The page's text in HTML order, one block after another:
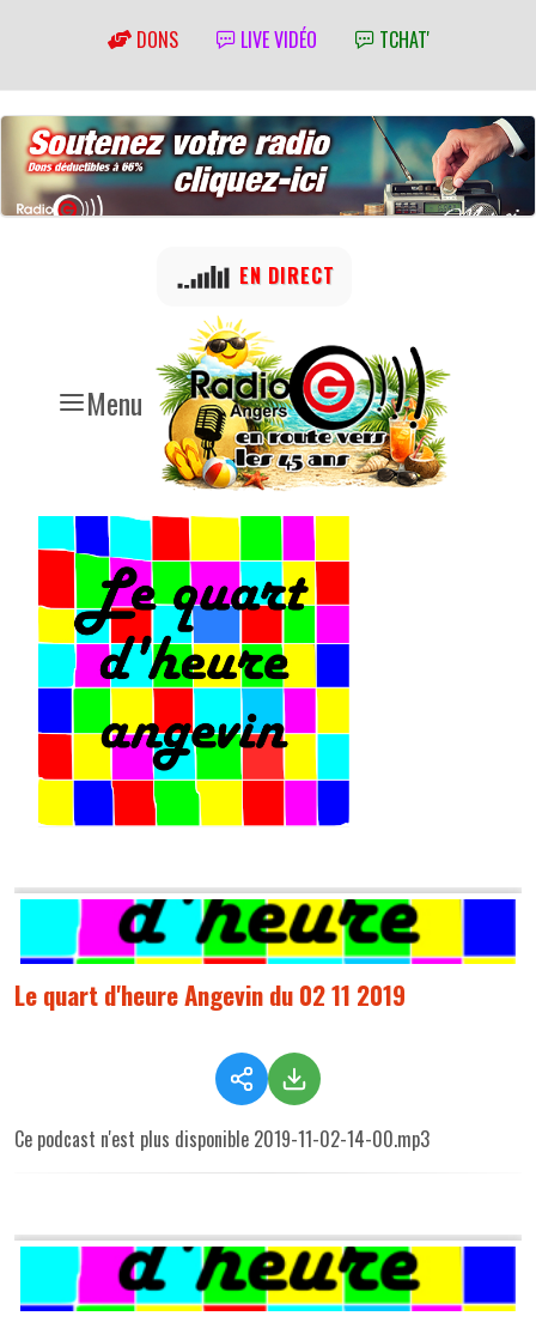
DONS LIVE VIDÉO TCHAT'
Menu
EN DIRECT
Le quart d'heure Angevin du 02 11 2019
Ce podcast n'est plus disponible 2019-11-02-14-00.mp3